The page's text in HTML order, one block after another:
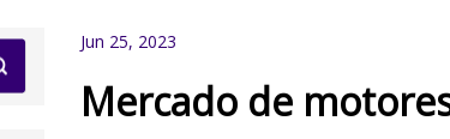
Jun 25, 2023
Mercado de